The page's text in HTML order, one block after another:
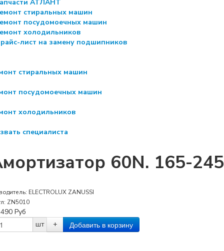
АТЛАНТ
стиральных машин
посудомоечных машин
холодильников
лист на замену подшипников
стиральных машин
посудомоечных машин
холодильников
специалиста
60N. 165-
ELECTROLUX ZANUSSI
ZN5010
490 Руб
шт
+